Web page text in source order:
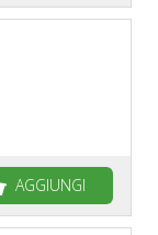
AGGIUNGI